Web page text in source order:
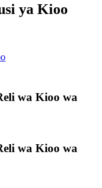
ya Kioo
wa Kioo wa
wa Kioo wa